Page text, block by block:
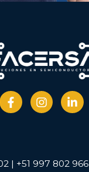
| +51 997 802 966